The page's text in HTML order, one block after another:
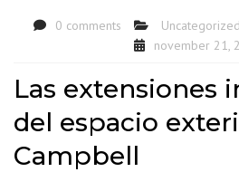
0 comments Uncategorized
november 21,
Las extensiones
del espacio
Campbell